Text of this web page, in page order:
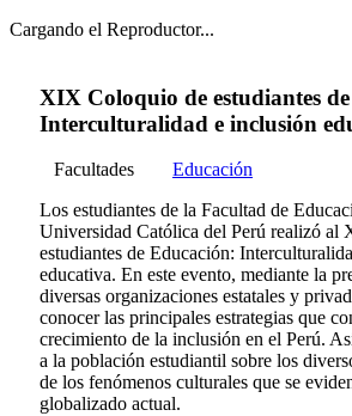
Cargando el Reproductor...
XIX Coloquio de estudiantes
Interculturalidad e inclusión
Facultades
Educación
Los estudiantes de la Facultad de
Universidad Católica del Perú realizó al
estudiantes de Educación:
educativa. En este evento, mediante la
diversas organizaciones estatales y
conocer las principales estrategias que
crecimiento de la inclusión en el Perú.
a la población estudiantil sobre los
de los fenómenos culturales que se
globalizado actual.